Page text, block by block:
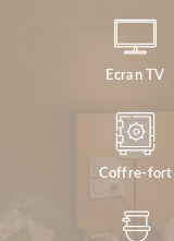
Ecran TV
Coffre-fort